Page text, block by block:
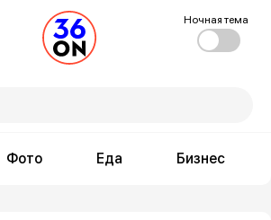
Ночная тема
Фото Еда Бизнес